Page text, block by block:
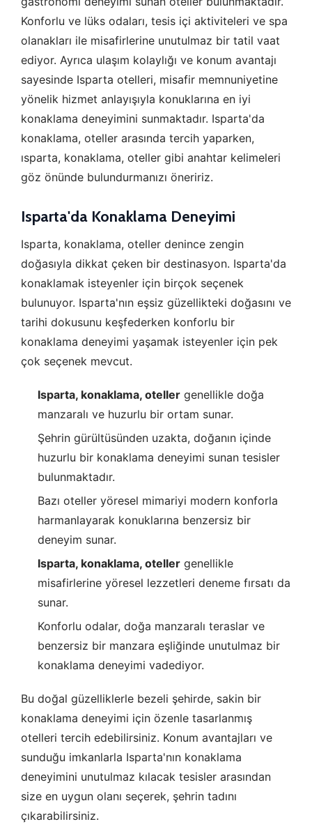
Konforlu ve lüks odaları, tesis içi aktiviteleri ve spa
olanakları ile misafirlerine unutulmaz bir tatil vaat
ediyor. Ayrıca ulaşım kolaylığı ve konum avantajı
sayesinde Isparta otelleri, misafir memnuniyetine
yönelik hizmet anlayışıyla konuklarına en iyi
konaklama deneyimini sunmaktadır. Isparta'da
konaklama, oteller arasında tercih yaparken,
ısparta, konaklama, oteller gibi anahtar kelimeleri
göz önünde bulundurmanızı öneririz.
Isparta'da Konaklama Deneyimi
Isparta, konaklama, oteller denince zengin
doğasıyla dikkat çeken bir destinasyon. Isparta'da
konaklamak isteyenler için birçok seçenek
bulunuyor. Isparta'nın eşsiz güzellikteki doğasını ve
tarihi dokusunu keşfederken konforlu bir
konaklama deneyimi yaşamak isteyenler için pek
çok seçenek mevcut.
Isparta, konaklama, oteller genellikle doğa
manzaralı ve huzurlu bir ortam sunar.
Şehrin gürültüsünden uzakta, doğanın içinde
huzurlu bir konaklama deneyimi sunan tesisler
bulunmaktadır.
Bazı oteller yöresel mimariyi modern konforla
harmanlayarak konuklarına benzersiz bir
deneyim sunar.
Isparta, konaklama, oteller genellikle
misafirlerine yöresel lezzetleri deneme fırsatı da
sunar.
Konforlu odalar, doğa manzaralı teraslar ve
benzersiz bir manzara eşliğinde unutulmaz bir
konaklama deneyimi vadediyor.
Bu doğal güzelliklerle bezeli şehirde, sakin bir
konaklama deneyimi için özenle tasarlanmış
otelleri tercih edebilirsiniz. Konum avantajları ve
sunduğu imkanlarla Isparta'nın konaklama
deneyimini unutulmaz kılacak tesisler arasından
size en uygun olanı seçerek, şehrin tadını
çıkarabilirsiniz.